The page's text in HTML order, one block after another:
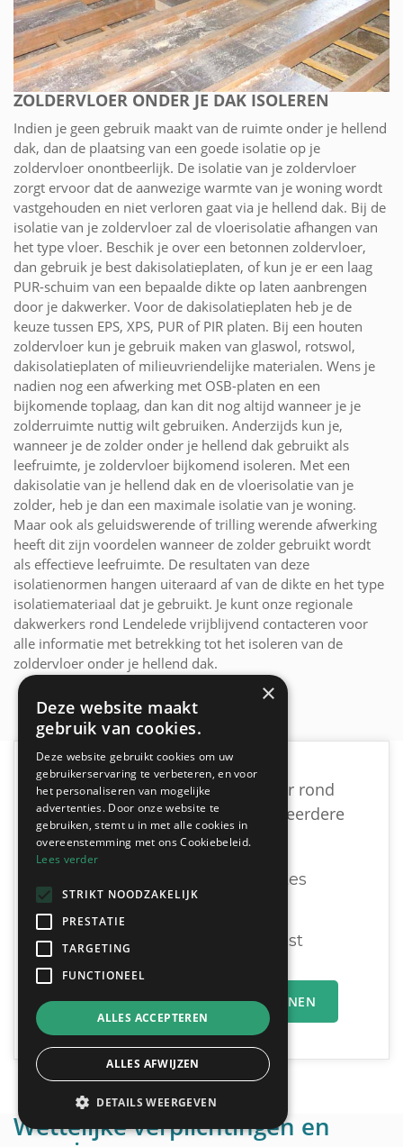
ZOLDERVLOER ONDER JE DAK ISOLEREN
Indien je geen gebruik maakt van de ruimte onder je hellend
dak, dan de plaatsing van een goede isolatie op je
zoldervloer onontbeerlijk. De isolatie van je zoldervloer
zorgt ervoor dat de aanwezige warmte van je woning wordt
vastgehouden en niet verloren gaat via je hellend dak. Bij de
isolatie van je zoldervloer zal de vloerisolatie afhangen van
het type vloer. Beschik je over een betonnen zoldervloer,
dan gebruik je best dakisolatieplaten, of kun je er een laag
PUR-schuim van een bepaalde dikte op laten aanbrengen
door je dakwerker. Voor de dakisolatieplaten heb je de
keuze tussen EPS, XPS, PUR of PIR platen. Bij een houten
zoldervloer kun je gebruik maken van glaswol, rotswol,
dakisolatieplaten of milieuvriendelijke materialen. Wens je
nadien nog een afwerking met OSB-platen en een
bijkomende toplaag, dan kan dit nog altijd wanneer je je
zolderruimte nuttig wilt gebruiken. Anderzijds kun je,
wanneer je de zolder onder je hellend dak gebruikt als
leefruimte, je zoldervloer bijkomend isoleren. Met een
dakisolatie van je hellend dak en de vloerisolatie van je
zolder, heb je dan een maximale isolatie van je woning.
Maar ook als geluidswerende of trilling werende afwerking
heeft dit zijn voordelen wanneer de zolder gebruikt wordt
als effectieve leefruimte. De resultaten van deze
isolatienormen hangen uiteraard af van de dikte en het type
isolatiemateriaal dat je gebruikt. Je kunt onze regionale
dakwerkers rond Lendelede vrijblijvend contacteren voor
alle informatie met betrekking tot het isoleren van de
zoldervloer onder je hellend dak.
Vind een geschikte dakwerker rond
Lendelede door vrijblijvend meerdere
offertes te vergelijken:
Ontvang tot 3 offertes
U vergelijkt en beslist
MIJN OFFERTEAANVRAAG INDIENEN
Wettelijke verplichtingen en
×
Deze website maakt
gebruik van cookies.
Deze website gebruikt cookies om uw
gebruikerservaring te verbeteren, en voor
het personaliseren van mogelijke
advertenties. Door onze website te
gebruiken, stemt u in met alle cookies in
overeenstemming met ons Cookiebeleid.
Lees verder
STRIKT NOODZAKELIJK
PRESTATIE
TARGETING
FUNCTIONEEL
ALLES ACCEPTEREN
ALLES AFWIJZEN
DETAILS WEERGEVEN